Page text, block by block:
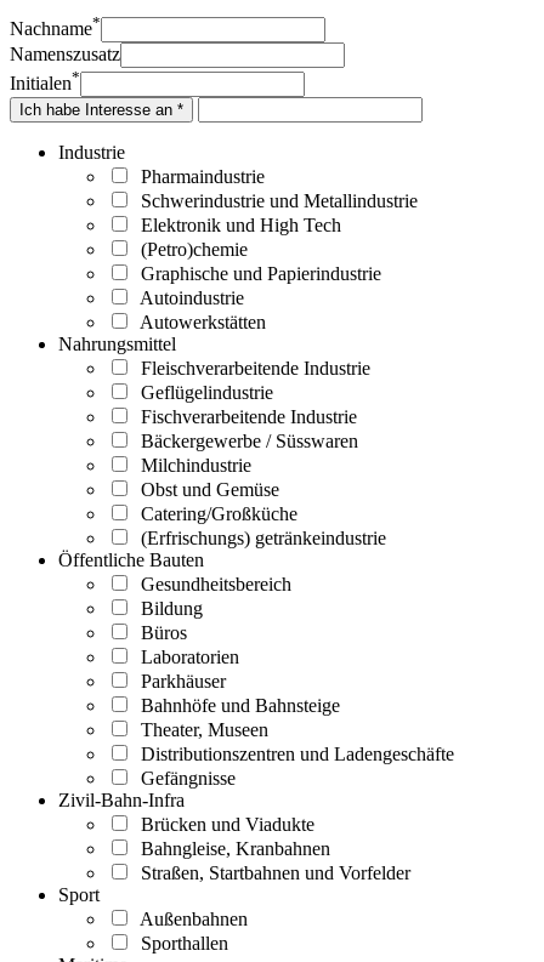
Nachname*
Namenszusatz
Initialen*
Ich habe Interesse an *
Industrie
Pharmaindustrie
Schwerindustrie und Metallindustrie
Elektronik und High Tech
(Petro)chemie
Graphische und Papierindustrie
Autoindustrie
Autowerkstätten
Nahrungsmittel
Fleischverarbeitende Industrie
Geflügelindustrie
Fischverarbeitende Industrie
Bäckergewerbe / Süsswaren
Milchindustrie
Obst und Gemüse
Catering/Großküche
(Erfrischungs) getränkeindustrie
Öffentliche Bauten
Gesundheitsbereich
Bildung
Büros
Laboratorien
Parkhäuser
Bahnhöfe und Bahnsteige
Theater, Museen
Distributionszentren und Ladengeschäfte
Gefängnisse
Zivil-Bahn-Infra
Brücken und Viadukte
Bahngleise, Kranbahnen
Straßen, Startbahnen und Vorfelder
Sport
Außenbahnen
Sporthallen